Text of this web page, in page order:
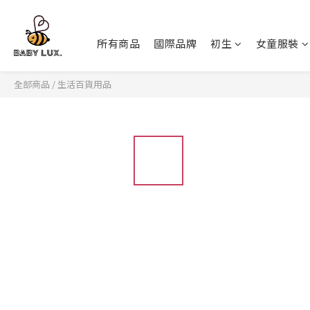
所有商品 國際品牌 初生 女童服裝
全部商品 / 生活百貨用品